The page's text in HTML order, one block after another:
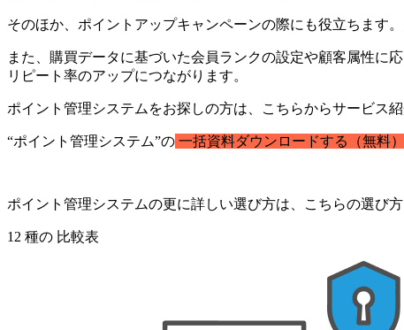
そのほか、ポイントアップキャンペーンの際にも役立ちます
また、購買データに基づいた会員ランクの設定や顧客属性に
リピート率のアップにつながります。
ポイント管理システムをお探しの方は、こちらからサービス
“ポイント管理システム”の 一括資料ダウンロードする（無料）
ポイント管理システムの更に詳しい選び方は、こちらの選び方
12 種の 比較表